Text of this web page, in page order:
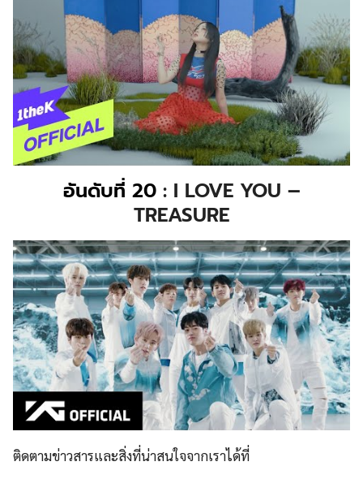
อันดับที่ 20: I LOVE YOU –
TREASURE
ติดตามข่าวสารและสิ่งที่น่าสนใจจากเราได้ที่